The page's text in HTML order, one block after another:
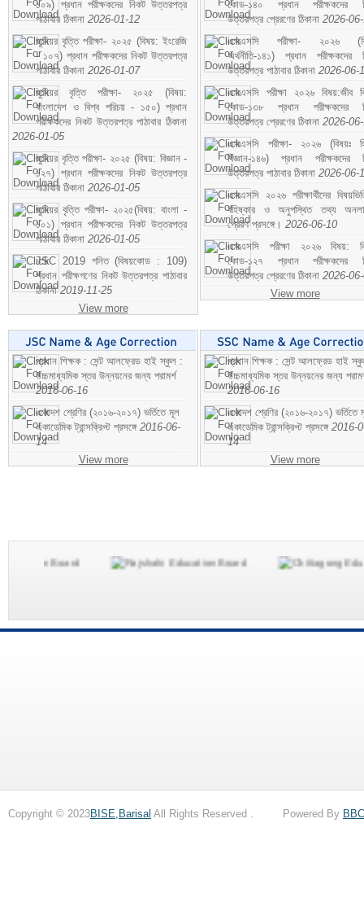
১০৯) প্রধান পরীক্ষকদের নিকট উত্তরপত্র
পাঠাবার ঠিকানা 2026-01-12
জুনিয়র বৃত্তি পরীক্ষা- ২০২৫ (বিষয়: ইংরেজি
- ১০৭) প্রধান পরীক্ষকদের নিকট উত্তরপত্র
পাঠাবার ঠিকানা 2026-01-07
জুনিয়র বৃত্তি পরীক্ষা- ২০২৫ (বিষয়:
বাংলাদেশ ও বিশ্ব পরিচয় - ১৫০) প্রধান
পরীক্ষকদের নিকট উত্তরপত্র পাঠাবার ঠিকানা
2026-01-05
জুনিয়র বৃত্তি পরীক্ষা- ২০২৫ (বিষয়: বিজ্ঞান -
১২৭) প্রধান পরীক্ষকদের নিকট উত্তরপত্র
পাঠাবার ঠিকানা 2026-01-05
জুনিয়র বৃত্তি পরীক্ষা- ২০২৫(বিষয়: বাংলা -
১০১) প্রধান পরীক্ষকদের নিকট উত্তরপত্র
পাঠাবার ঠিকানা 2026-01-05
JSC 2019 গনিত (বিষয়কোড : 109)
প্রধান পরীক্ষগণের নিকট উত্তরপত্র পাঠাবার
ঠিকানা2019-11-25
View more
কোড-১৪০ প্রধান পরীক্ষকদের
উত্তরপত্র প্রেরণের ঠিকানা 2026-
এসএসসি পরীক্ষা- ২০২৬
অর্থনীতি-১৪১) প্রধান পরীক্ষকদের
উত্তরপত্র পাঠাবার ঠিকানা 2026-06-
এসএসসি পরীক্ষা ২০২৬ বিষয়:জীব
কোড-১৩৮ প্রধান পরীক্ষকদের
উত্তরপত্র প্রেরণের ঠিকানা 2026-
এসএসসি পরীক্ষা- ২০২৬ (বিষয়ঃ
বিজ্ঞান-১৪৬) প্রধান পরীক্ষকদের
উত্তরপত্র পাঠাবার ঠিকানা 2026-06-
এসএসসি ২০২৬ পরীক্ষার্থীদের
বহিষ্কার ও অনুপস্থিত তথ্য
প্রেরণ প্রসঙ্গে। 2026-06-10
এসএসসি পরীক্ষা ২০২৬ বিষয়:
কোড-১২৭ প্রধান পরীক্ষকদের
উত্তরপত্র প্রেরণের ঠিকানা 2026-
View more
প্রধান শিক্ষক : সেন্ট আলফ্রেড হাই স্কুল :
উচ্চমাধ্যমিক স্তর উন্নয়নের জন্য পরামর্শ
2016-06-16
একাদশ শ্রেণির (২০১৬-২০১৭) ভর্তিতে মূল
একাডেমিক ট্রান্সক্রিপ্ট প্রসঙ্গে 2016-06-
14
View more
প্রধান শিক্ষক : সেন্ট আলফ্রেড হাই
উচ্চমাধ্যমিক স্তর উন্নয়নের জন্য
2016-06-16
একাদশ শ্রেণির (২০১৬-২০১৭) ভর্তিতে
একাডেমিক ট্রান্সক্রিপ্ট প্রসঙ্গে 2016-
14
View more
Copyright © 2023BISE,Barisal All Rights Reserved . Powered By